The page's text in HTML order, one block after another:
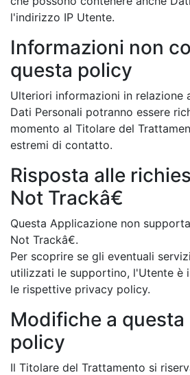
l'indirizzo IP Utente.
Informazioni non
questa policy
Ulteriori informazioni in relazione
Dati Personali potranno essere
momento al Titolare del
estremi di contatto.
Risposta alle
Not Trackâ€
Questa Applicazione non
Not Trackâ€.
Per scoprire se gli eventuali
utilizzati le supportino, l'Utente è
le rispettive privacy policy.
Modifiche a
policy
Il Titolare del Trattamento si